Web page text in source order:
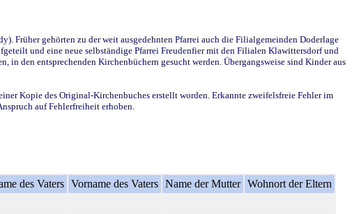
Früher gehörten zu der weit ausgedehnten Pfarrei auch die Filialgemeinden Doderlage
und eine neue selbständige Pfarrei Freudenfier mit den Filialen Klawittersdorf und
den entsprechenden Kirchenbüchern gesucht werden. Übergangsweise sind Kinder aus
Kopie des Original-Kirchenbuches erstellt worden. Erkannte zweifelsfreie Fehler im
auf Fehlerfreiheit erhoben.
des Vaters Vorname des Vaters Name der Mutter Wohnort der Eltern